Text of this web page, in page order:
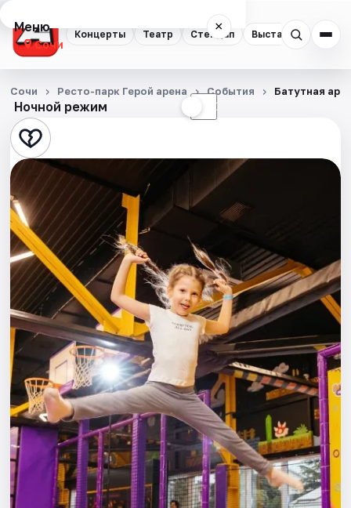
Концерты Театр Стендап Выставки
Меню ×
Сочи
Концерты
Театр
Стендап
Выставки
Квесты
Экскурсии
Спорт
События
Города
Площадки
Артисты
Рейтинги
Ночной режим ☾
Сочи Ресто-парк Герой арена События Батутная